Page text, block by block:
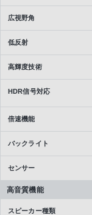
広視野角
低反射
高輝度技術
HDR信号対応
倍速機能
バックライト
センサー
高音質機能
スピーカー種類